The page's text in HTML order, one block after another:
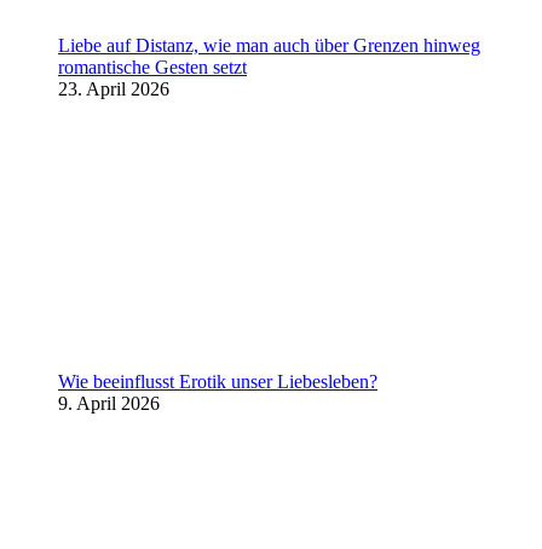
Liebe auf Distanz, wie man auch über Grenzen hinweg
romantische Gesten setzt
23. April 2026
Wie beeinflusst Erotik unser Liebesleben?
9. April 2026